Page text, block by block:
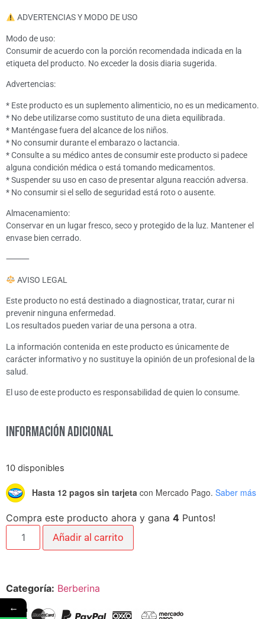
ADVERTENCIAS Y MODO DE USO
Modo de uso:
Consumir de acuerdo con la porción recomendada indicada en la
etiqueta del producto. No exceder la dosis diaria sugerida.
Advertencias:
* Este producto es un suplemento alimenticio, no es un medicamento.
* No debe utilizarse como sustituto de una dieta equilibrada.
* Manténgase fuera del alcance de los niños.
* No consumir durante el embarazo o lactancia.
* Consulte a su médico antes de consumir este producto si padece
alguna condición médica o está tomando medicamentos.
* Suspender su uso en caso de presentar alguna reacción adversa.
* No consumir si el sello de seguridad está roto o ausente.
Almacenamiento:
Conservar en un lugar fresco, seco y protegido de la luz. Mantener el
envase bien cerrado.
⸻
AVISO LEGAL
Este producto no está destinado a diagnosticar, tratar, curar ni
prevenir ninguna enfermedad.
Los resultados pueden variar de una persona a otra.
La información contenida en este producto es únicamente de
carácter informativo y no sustituye la opinión de un profesional de la
salud.
El uso de este producto es responsabilidad de quien lo consume.
Información adicional
10 disponibles
Hasta 12 pagos sin tarjeta con Mercado Pago. Saber más
Compra este producto ahora y gana 4 Puntos!
Añadir al carrito
Categoría: Berberina
←